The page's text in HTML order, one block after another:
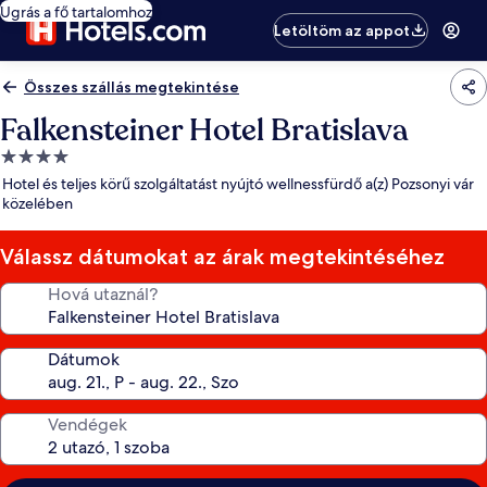
Ugrás a fő tartalomhoz
Letöltöm az appot
Összes szállás megtekintése
Falkensteiner Hotel Bratislava
4.0
csillagos
szálláshely
Hotel és teljes körű szolgáltatást nyújtó wellnessfürdő a(z) Pozsonyi vár
közelében
Válassz dátumokat az árak megtekintéséhez
Hová utaznál?
Dátumok
Vendégek